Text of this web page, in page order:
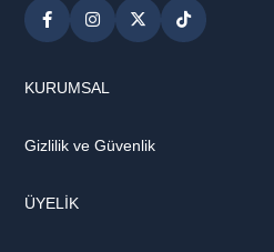
KURUMSAL
Gizlilik ve Güvenlik
ÜYELİK